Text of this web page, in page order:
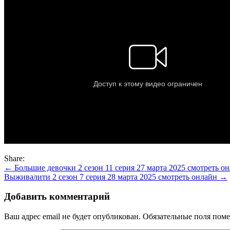
Share:
Навигация
по
записям
← Большие девочки 2 сезон 11 серия 27 марта 2025 смотреть
Выживалити 2 сезон 7 серия 28 марта 2025 смотреть онлайн →
Добавить комментарий
Ваш адрес email не будет опубликован. Обязательные поля